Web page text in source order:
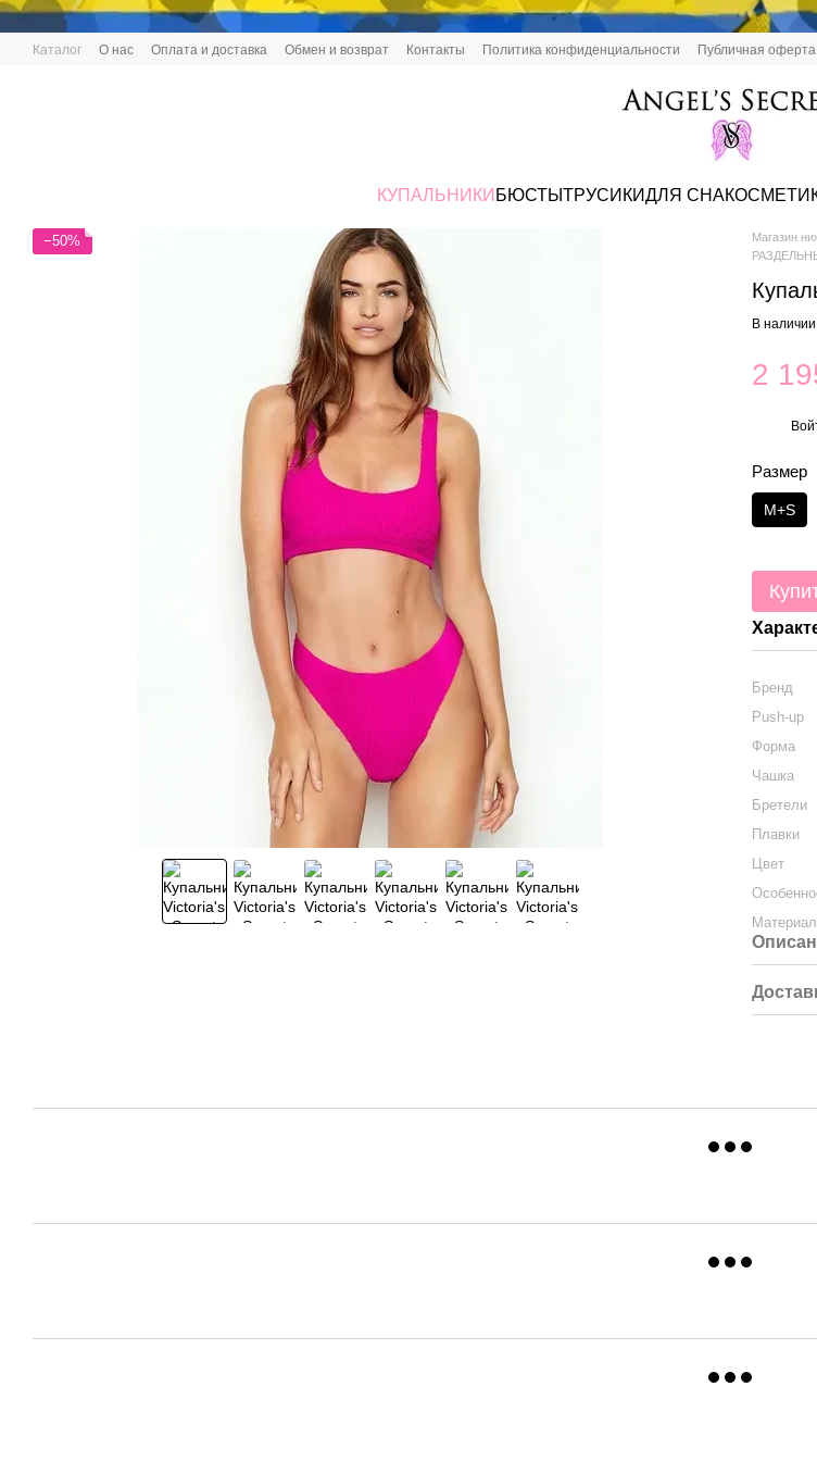
Перейти к основному контенту
Каталог О нас Оплата и доставка Обмен и возврат Контакты Политика конфиденциальности Публичная оферта
КУПАЛЬНИКИ БЮСТЫ ТРУСИКИДЛЯ СНА
−50% Магазин
В наличии
2
Размер
M+S
Бренд
Push-up
Форма
Чашка
Бретели
Плавки
Цвет
Материал